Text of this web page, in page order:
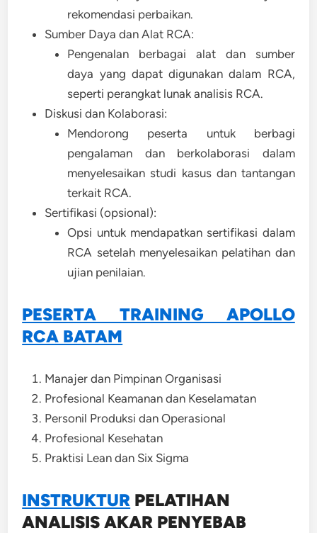
rekomendasi perbaikan.
Sumber Daya dan Alat RCA:
Pengenalan berbagai alat dan sumber
daya yang dapat digunakan dalam RCA,
seperti perangkat lunak analisis RCA.
Diskusi dan Kolaborasi:
Mendorong peserta untuk berbagi
pengalaman dan berkolaborasi dalam
menyelesaikan studi kasus dan tantangan
terkait RCA.
Sertifikasi (opsional):
Opsi untuk mendapatkan sertifikasi dalam
RCA setelah menyelesaikan pelatihan dan
ujian penilaian.
PESERTA TRAINING APOLLO
RCA BATAM
Manajer dan Pimpinan Organisasi
Profesional Keamanan dan Keselamatan
Personil Produksi dan Operasional
Profesional Kesehatan
Praktisi Lean dan Six Sigma
INSTRUKTUR PELATIHAN
ANALISIS AKAR PENYEBAB